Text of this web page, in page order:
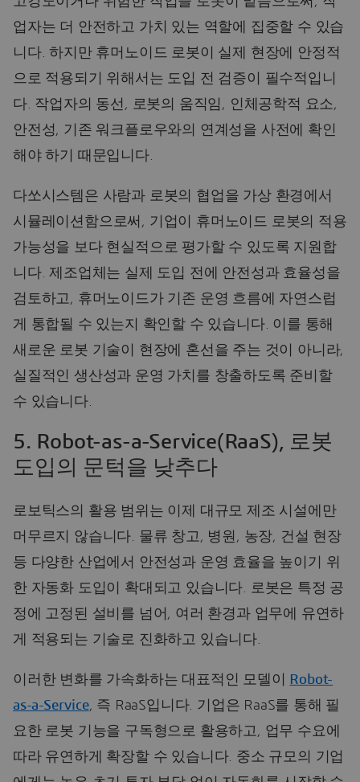
업자는 더 안전하고 가치 있는 역할에 집중할 수 있습
니다. 하지만 휴머노이드 로봇이 실제 현장에 안정적
으로 적용되기 위해서는 도입 전 검증이 필수적입니
다. 작업자의 동선, 로봇의 움직임, 인체공학적 요소,
안전성, 기존 워크플로우와의 연계성을 사전에 확인
해야 하기 때문입니다.
다쏘시스템은 사람과 로봇의 협업을 가상 환경에서
시뮬레이션함으로써, 기업이 휴머노이드 로봇의 적용
가능성을 보다 현실적으로 평가할 수 있도록 지원합
니다. 제조업체는 실제 도입 전에 안전성과 효율성을
검토하고, 휴머노이드가 기존 운영 흐름에 자연스럽
게 통합될 수 있는지 확인할 수 있습니다. 이를 통해
새로운 로봇 기술이 현장에 혼선을 주는 것이 아니라,
실질적인 생산성과 운영 가치를 창출하도록 준비할
수 있습니다.
5. Robot-as-a-Service(RaaS), 로봇
도입의 문턱을 낮추다
로보틱스의 활용 범위는 이제 대규모 제조 시설에만
머무르지 않습니다. 물류 창고, 병원, 농장, 건설 현장
등 다양한 산업에서 안전성과 운영 효율을 높이기 위
한 자동화 도입이 확대되고 있습니다. 로봇은 특정 공
정에 고정된 설비를 넘어, 여러 환경과 업무에 유연하
게 적용되는 기술로 진화하고 있습니다.
이러한 변화를 가속화하는 대표적인 모델이
Robot-
as-a-Service, 즉 RaaS입니다. 기업은 RaaS를 통해 필
요한 로봇 기능을 구독형으로 활용하고, 업무 수요에
따라 유연하게 확장할 수 있습니다. 중소 규모의 기업